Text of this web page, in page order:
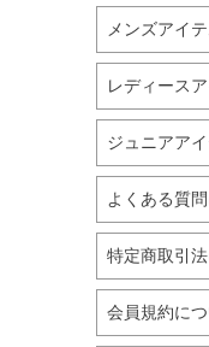
バスケットボー
シューズ
ランニング用品
スポーツアパ
テニス
バレーボール
フィットネス
スイミング用品
マリン
スケートボード
メンズアイ
レディース
ジュニアア
よくある質
特定商取引
会員規約に